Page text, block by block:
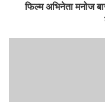
फिल्‍म अभिनेता मनोज